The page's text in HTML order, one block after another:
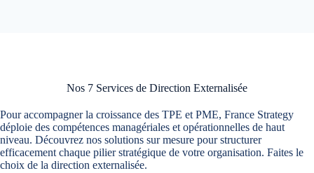
Nos 7 Services de Direction Externalisée
Pour accompagner la croissance des TPE et PME, France Strategy
déploie des compétences managériales et opérationnelles de haut
niveau. Découvrez nos solutions sur mesure pour structurer
efficacement chaque pilier stratégique de votre organisation. Faites le
choix de la direction externalisée.